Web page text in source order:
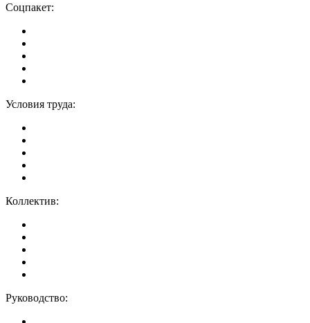
Соцпакет:
Условия труда:
Коллектив:
Руководство: